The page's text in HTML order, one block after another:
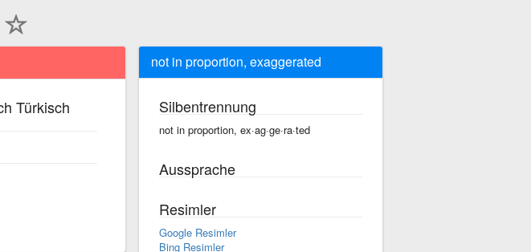
Türkisch
not in proportion, exaggerated
Silbentrennung
not in proportion, ex·ag·ge·ra·ted
Aussprache
Resimler
Google Resimler
Bing Resimler